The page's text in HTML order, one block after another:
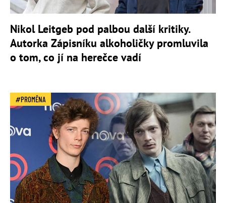
Nikol Leitgeb pod palbou další kritiky.
Autorka Zápisníku alkoholičky promluvila
o tom, co jí na herečce vadí
PROMĚNA